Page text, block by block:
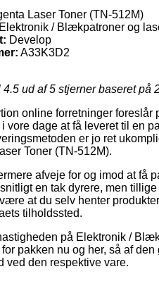
Laser Toner (TN-512M)
Elektronik / Blækpatroner og
Develop
A33K3D2
4.5 ud af 5 stjerner baseret på
online forretninger
vore dage at få leveret til en
er jo ret
Toner (TN-512M).
afveje for og imod at få
en tak dyrere, men
at du selv henter
tilholdssted.
på Elektronik /
pakken nu og her, så af
ved den respektive vare.